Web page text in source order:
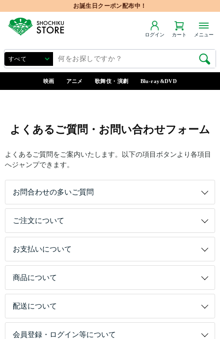
ログイン カート メニュー
映画 アニメ 歌舞伎・演劇 Blu-ray&DVD
よくあるご質問・お問い合わせフォーム
よくあるご質問をご案内いたします。以下の項目ボタンより各項目
へジャンプできます。
お問合わせの多いご質問
ご注文について
お支払いについて
商品について
配送について
会員登録・ログイン等について